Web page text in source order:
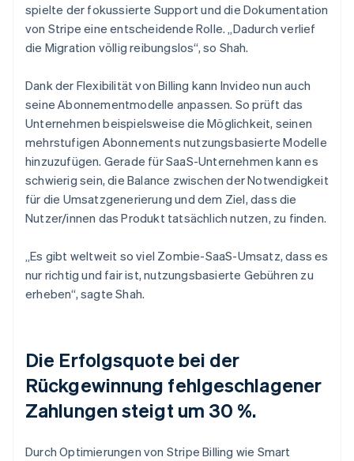
spielte der fokussierte Support und die Dokumentation
von Stripe eine entscheidende Rolle. „Dadurch verlief
die Migration völlig reibungslos“, so Shah.
Dank der Flexibilität von Billing kann Invideo nun auch
seine Abonnementmodelle anpassen. So prüft das
Unternehmen beispielsweise die Möglichkeit, seinen
mehrstufigen Abonnements nutzungsbasierte Modelle
hinzuzufügen. Gerade für SaaS-Unternehmen kann es
schwierig sein, die Balance zwischen der Notwendigkeit
für die Umsatzgenerierung und dem Ziel, dass die
Nutzer/innen das Produkt tatsächlich nutzen, zu finden.
„Es gibt weltweit so viel Zombie-SaaS-Umsatz, dass es
nur richtig und fair ist, nutzungsbasierte Gebühren zu
erheben“, sagte Shah.
Die Erfolgsquote bei der
Rückgewinnung fehlgeschlagener
Zahlungen steigt um 30 %.
Durch Optimierungen von Stripe Billing wie Smart